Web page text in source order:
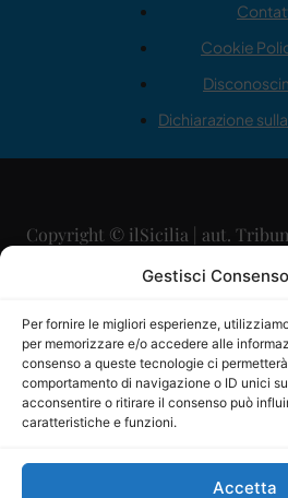
Gestisci
Per fornire le migliori esperienze,
per memorizzare e/o accedere alle
consenso a queste tecnologie ci
comportamento di navigazione o ID unici
acconsentire o ritirare il consenso può
caratteristiche e funzioni.
Accetta
Cookie
Dichiarazione
Copyright © ilSicilia | aut.
29/09/2015
Direttore Editoriale:
Direttore Responsabile:
P.IVA: